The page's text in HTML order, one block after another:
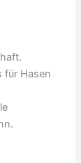
für Hasen